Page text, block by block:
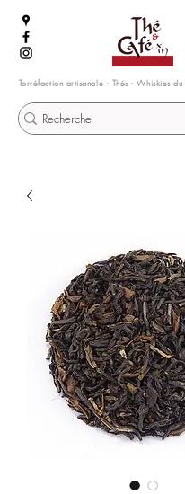
Torréfaction artisanale - Thés - Whiskies